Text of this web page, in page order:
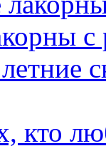
с
кто